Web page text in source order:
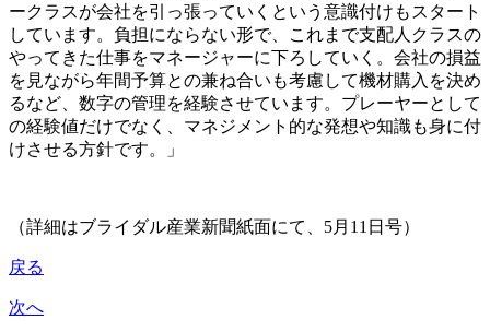
ークラスが会社を引っ張っていくという意識付けもスタート
しています。負担にならない形で、これまで支配人クラスの
やってきた仕事をマネージャーに下ろしていく。会社の損益
を見ながら年間予算との兼ね合いも考慮して機材購入を決め
るなど、数字の管理を経験させています。プレーヤーとして
の経験値だけでなく、マネジメント的な発想や知識も身に付
けさせる方針です。」
（詳細はブライダル産業新聞紙面にて、5月11日号）
戻る
次へ